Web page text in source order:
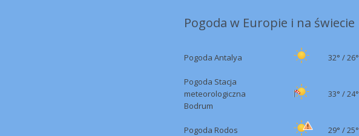
Pogoda w Europie i na świecie
Pogoda Antalya 32° /26°
Pogoda Stacja
meteorologiczna
Bodrum
33° /24°
Pogoda Rodos 29° /25°